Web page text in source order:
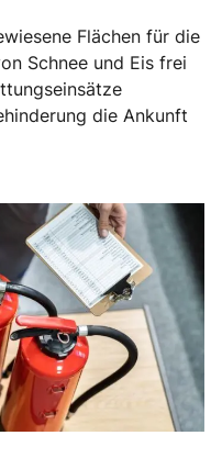
Flächen für die
Schnee und Eis frei
die Ankunft